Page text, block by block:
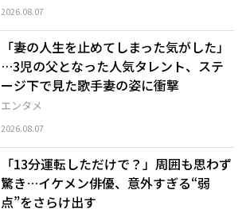
2026.08.07
エンタメ
「妻の人生を止めてしまった気がした」
…3児の父となった人気タレント、ステ
ージ下で見た歌手妻の姿に衝撃
2026.08.07
「13分運転しただけで？」周囲も思わず
驚き…イケメン俳優、意外すぎる“弱
点”をさらけ出す